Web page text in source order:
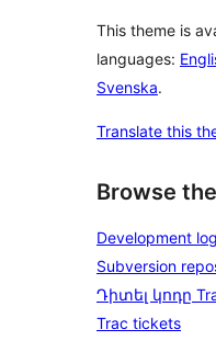
This theme is
languages:
Svenska.
Translate this
Browse
Development log
Subversion
Դիտել կոդը
Trac tickets